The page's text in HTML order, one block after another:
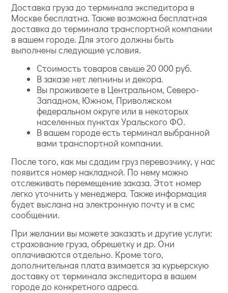
Доставка груза до терминала экспедитора в
Москве бесплатна. Также возможна бесплатная
доставка до терминала транспортной компании
в вашем городе. Для этого должны быть
выполнены следующие условия.
Стоимость товаров свыше 20 000 руб.
В заказе нет лепнины и декора.
Вы проживаете в Центральном, Северо-
Западном, Южном, Приволжском
федеральном округе или в некоторых
населенных пунктах Уральского ФО.
В вашем городе есть терминал выбранной
вами транспортной компании.
После того, как мы сдадим груз перевозчику, у нас
появится номер накладной. По нему можно
отслеживать перемещение заказа. Этот номер
легко уточнить у менеджера. Также информация
будет выслана на электронную почту и в смс
сообщении.
При желании вы можете заказать и другие услуги:
страхование груза, обрешетку и др. Они
оплачиваются отдельно. Кроме того,
дополнительная плата взимается за курьерскую
доставку от терминала экспедитора в вашем
городе до конкретного адреса.